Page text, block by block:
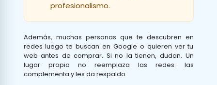
profesionalismo.
Además, muchas personas que te descubren en
redes luego te buscan en Google o quieren ver tu
web antes de comprar. Si no la tienen, dudan. Un
lugar propio no reemplaza las redes: las
complementa y les da respaldo.